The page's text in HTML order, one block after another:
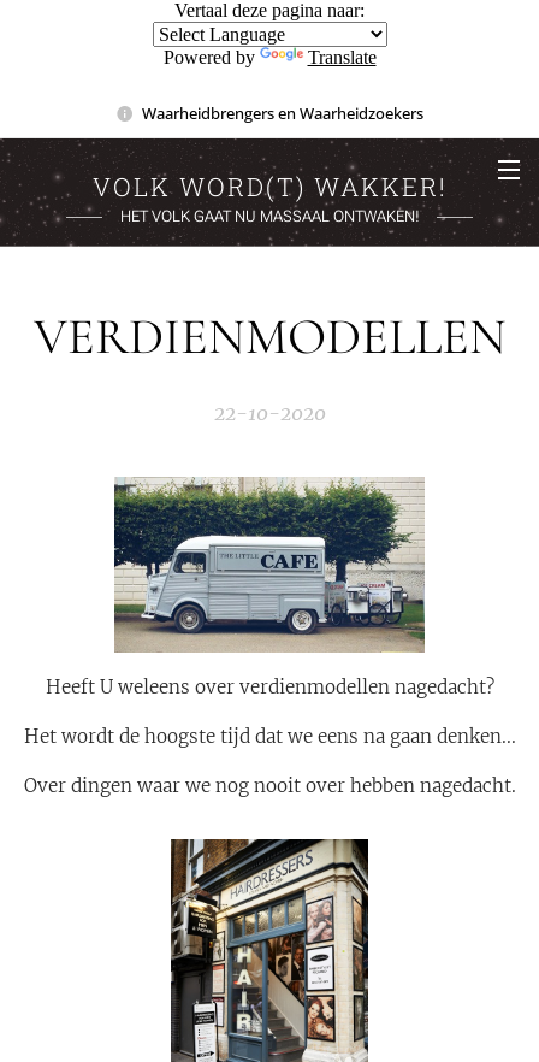
Vertaal deze pagina naar:
Powered by Translate
Waarheidbrengers en Waarheidzoekers
VOLK WORD(T) WAKKER!
HET VOLK GAAT NU MASSAAL ONTWAKEN!
VERDIENMODELLEN
22-10-2020
Heeft U weleens over verdienmodellen nagedacht?
Het wordt de hoogste tijd dat we eens na gaan denken...
Over dingen waar we nog nooit over hebben nagedacht.